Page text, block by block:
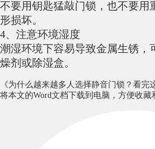
不要用钥匙猛敲门锁，也不要用
形损坏。
4、注意环境湿度
潮湿环境下容易导致金属生锈，
燥剂或除湿盒。
《为什么越来越多人选择静音门锁？看完
将本文的Word文档下载到电脑，方便收藏